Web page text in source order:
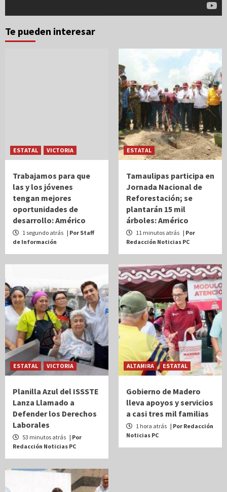
Te pueden interesar
ESTATAL VICTORIA
Trabajamos para que
las y los jóvenes
tengan mejores
oportunidades de
desarrollo: Américo
1 segundo atrás | Por Staff
de Información
ESTATAL
Tamaulipas participa en
Jornada Nacional de
Reforestación; se
plantarán 15 mil
árboles: Américo
11 minutos atrás | Por
Redacción Noticias PC
ESTATAL VICTORIA
Planilla Azul del ISSSTE
Lanza Llamado a
Defender los Derechos
Laborales
53 minutos atrás | Por
Redacción Noticias PC
ALTAMIRA ESTATAL
Gobierno de Madero
lleva apoyos y servicios
a casi tres mil familias
1 hora atrás | Por Redacción
Noticias PC